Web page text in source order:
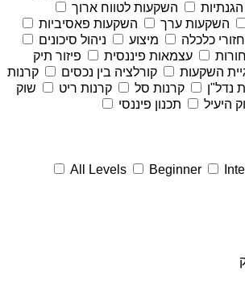
השקעות לטווח ארוך
השקעות ערך
השקעות פאסיביות
כלכלה מיצוע
ניהול סיכונים
עצמאות פיננסית
פיזור תיק
השקעות קורלציה בין נכסים
קרנות
נדל"ן קרנות סל קרנות ריט
שוק
היעיל תכנון פיננסי
All Levels Beginner